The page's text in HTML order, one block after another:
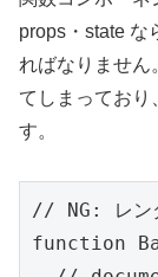
props・state な
ればなりません
てしまっており
す。
// NG: レン
function